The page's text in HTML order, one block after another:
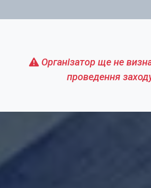
Організатор ще не
проведення